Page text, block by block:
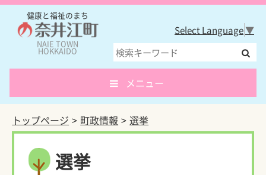
健康と福祉のまち
NAIE TOWN
HOKKAIDO
Select Language▼
メニュー
トップページ 町政情報 選挙
選挙